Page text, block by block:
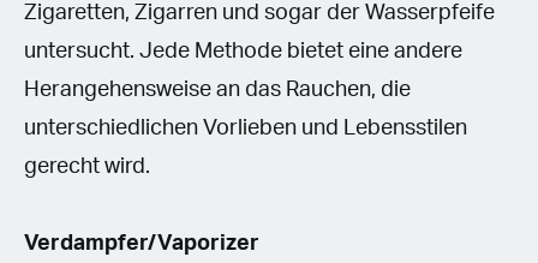
Zigaretten, Zigarren und sogar der Wasserpfeife
untersucht. Jede Methode bietet eine andere
Herangehensweise an das Rauchen, die
unterschiedlichen Vorlieben und Lebensstilen
gerecht wird.
Verdampfer/Vaporizer